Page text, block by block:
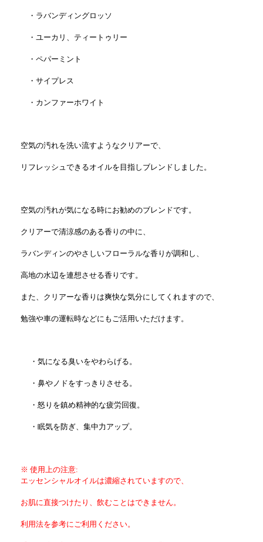
・ラバンディングロッソ
・ユーカリ、ティートゥリー
・ペパーミント
・サイプレス
・カンファーホワイト
空気の汚れを洗い流すようなクリアーで、
リフレッシュできるオイルを目指しブレンドしました。
空気の汚れが気になる時にお勧めのブレンドです。
クリアーで清涼感のある香りの中に、
ラバンディンのやさしいフローラルな香りが調和し、
高地の水辺を連想させる香りです。
また、クリアーな香りは爽快な気分にしてくれますので、
勉強や車の運転時などにもご活用いただけます。
・気になる臭いをやわらげる。
・鼻やノドをすっきりさせる。
・怒りを鎮め精神的な疲労回復。
・眠気を防ぎ、集中力アップ。
※ 使用上の注意:
エッセンシャルオイルは濃縮されていますので、
お肌に直接つけたり、飲むことはできません。
利用法を参考にご利用ください。